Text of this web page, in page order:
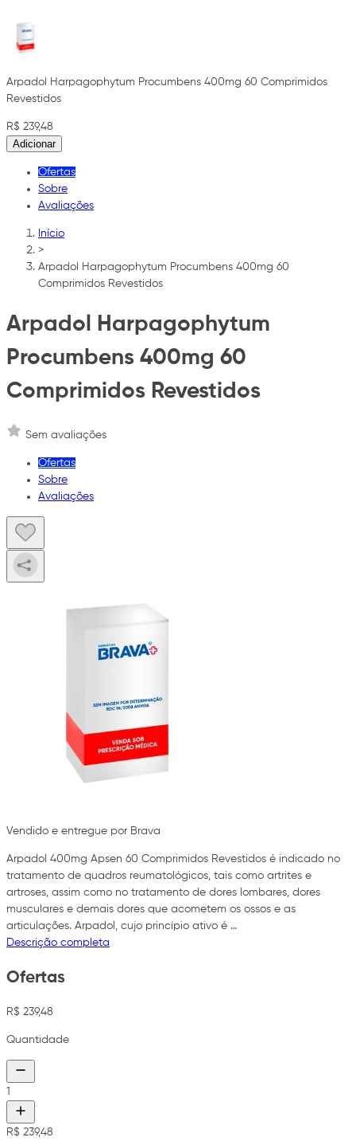
Arpadol Harpagophytum Procumbens 400mg 60 Comprimidos
Revestidos
R$ 239,48
Adicionar
Ofertas
Sobre
Avaliações
Início
>
Arpadol Harpagophytum Procumbens 400mg 60
Comprimidos Revestidos
Arpadol Harpagophytum
Procumbens 400mg 60
Comprimidos Revestidos
Sem avaliações
Ofertas
Sobre
Avaliações
Vendido e entregue por Brava
Arpadol 400mg Apsen 60 Comprimidos Revestidos é indicado no
tratamento de quadros reumatológicos, tais como artrites e
artroses, assim como no tratamento de dores lombares, dores
musculares e demais dores que acometem os ossos e as
articulações. Arpadol, cujo princípio ativo é …
Descrição completa
Ofertas
R$ 239,48
Quantidade
1
R$ 239,48